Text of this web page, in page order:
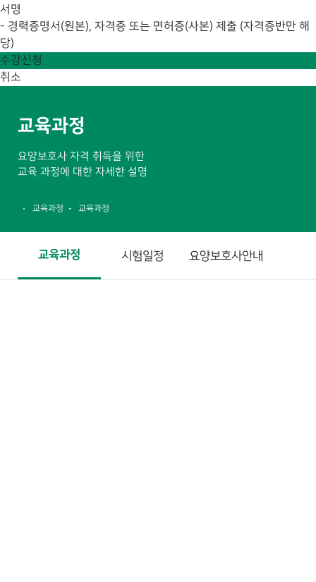
서명
- 경력증명서(원본), 자격증 또는 면허증(사본) 제출 (자격증반만 해
당)
수강신청
취소
교육과정
요양보호사 자격 취득을 위한
교육 과정에 대한 자세한 설명
교육과정 교육과정
교육과정 시험일정 요양보호사안내